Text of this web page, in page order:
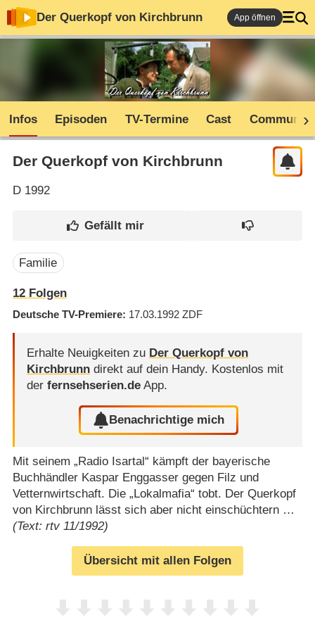
Der Querkopf von Kirchbrunn App öffnen
Infos Episoden TV-Termine Cast Community
Der Querkopf von Kirchbrunn
D1992
Familie
12Folgen
Deutsche TV-Premiere 17.03.1992 ZDF
Erhalte Neuigkeiten zu Der Querkopf von
Kirchbrunndirekt auf dein Handy. Kostenlos mit
der fernsehserien.deApp.
Benachrichtige mich
Mit seinem „Radio Isartal“ kämpft der bayerische
Buchhändler Kaspar Enggasser gegen Filz und
Vetternwirtschaft. Die „Lokalmafia“ tobt. Der Querkopf
von Kirchbrunn lässt sich aber nicht einschüchtern …
(Text: rtv 11/1992)
Übersicht mit allen Folgen